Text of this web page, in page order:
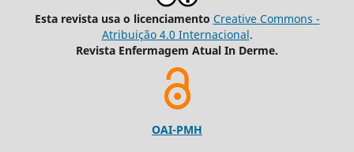
Esta revista usa o licenciamento Creative Commons -
Atribuição 4.0 Internacional.
Revista Enfermagem Atual In Derme.
OAI-PMH